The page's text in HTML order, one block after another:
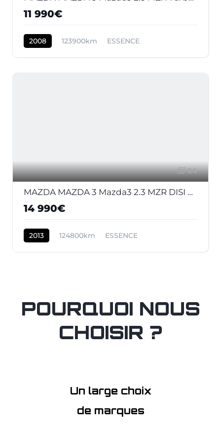
11 990€
2008 123900km ESSENCE
24
MAZDA MAZDA 3 Mazda3 2.3 MZR DISI Turbo - 260 2009 BERLINE MPS PHASE 1
14 990€
2013 124800km ESSENCE
POURQUOI NOUS
CHOISIR ?
Un large choix
de marques